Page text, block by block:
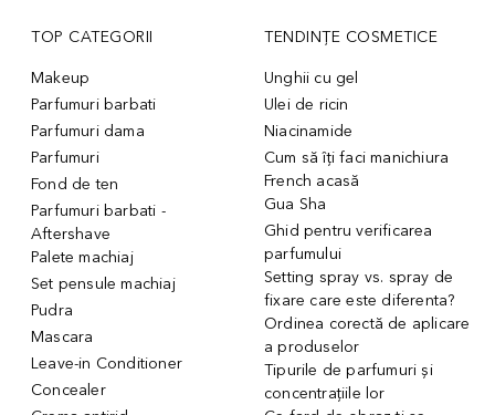
TOP CATEGORII
Makeup
Parfumuri barbati
Parfumuri dama
Parfumuri
Fond de ten
Parfumuri barbati -
Aftershave
Palete machiaj
Set pensule machiaj
Pudra
Mascara
Leave-in Conditioner
Concealer
TENDINȚE COSMETICE
Unghii cu gel
Ulei de ricin
Niacinamide
Cum să îți faci manichiura
French acasă
Gua Sha
Ghid pentru verificarea
parfumului
Setting spray vs. spray de
fixare care este diferenta?
Ordinea corectă de aplicare
a produselor
Tipurile de parfumuri și
concentrațiile lor